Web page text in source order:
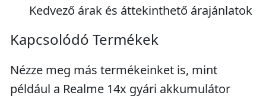
Kedvező árak és áttekinthető árajánlatok
Kapcsolódó Termékek
Nézze meg más termékeinket is, mint
például a Realme 14x gyári akkumulátor